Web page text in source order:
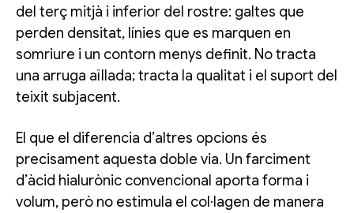
del terç mitjà i inferior del rostre: galtes que
perden densitat, línies que es marquen en
somriure i un contorn menys definit. No tracta
una arruga aïllada; tracta la qualitat i el suport del
teixit subjacent.
El que el diferencia d’altres opcions és
precisament aquesta doble via. Un farciment
d’àcid hialurònic convencional aporta forma i
volum, però no estimula el col·lagen de manera